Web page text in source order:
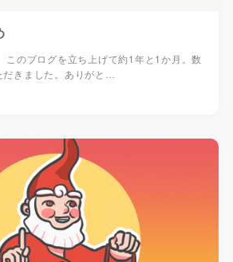
このブログを立ち上げて約1年と1か月。数
きました。ありがと…